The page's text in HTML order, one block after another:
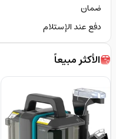
ضمان
دفع عند الإستلام
الأكثر مبيعاً